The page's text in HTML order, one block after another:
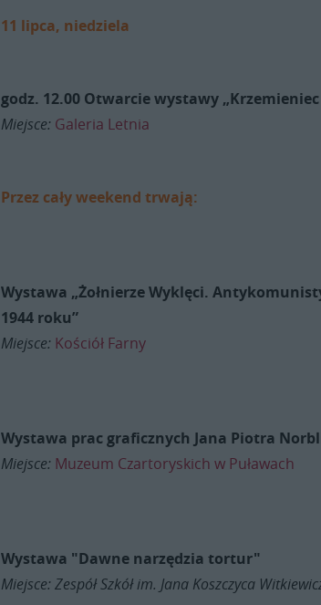
11 lipca, niedziela
godz. 12.00 Otwarcie wystawy
Miejsce: Galeria Letnia
Przez cały weekend trwają:
Wystawa „Żołnierze Wyklęci.
1944 roku”
Miejsce: Kościół Farny
Wystawa prac graficznych Jana Piotra
Miejsce: Muzeum Czartoryskich w Puławach
Wystawa "Dawne narzędzia tortur"
Miejsce: Zespół Szkół im. Jana Koszczyca